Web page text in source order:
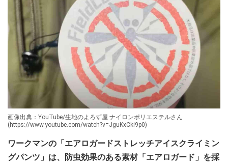
画像出典：YouTube/生地のよろず屋 ナイロンポリエステルさん
(https://www.youtube.com/watch?v=JguKxCki9p0)
ワークマンの「エアロガードストレッチアイスクライミン
グパンツ」は、防虫効果のある素材「エアロガード」を採